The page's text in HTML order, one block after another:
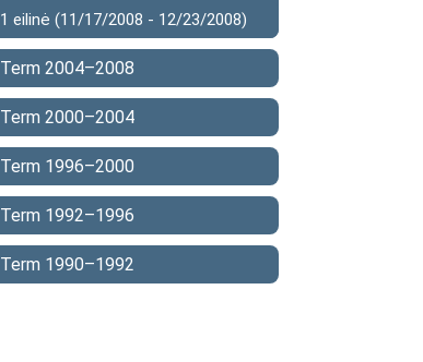
1 eilinė (11/17/2008 - 12/23/2008)
Term 2004–2008
Term 2000–2004
Term 1996–2000
Term 1992–1996
Term 1990–1992